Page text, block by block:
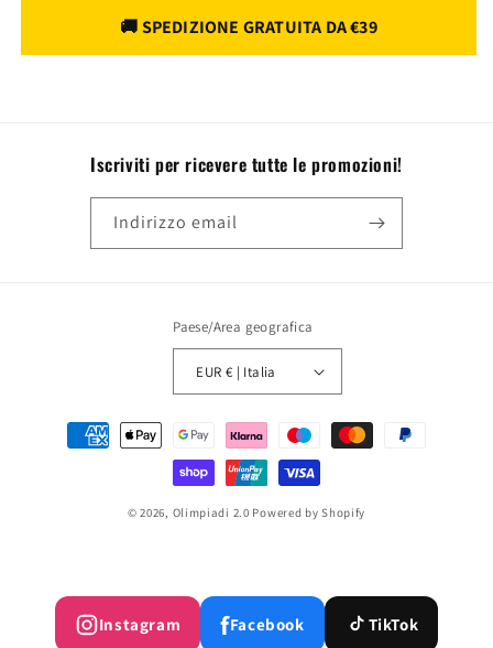
Iscriviti per ricevere tutte le promozioni!
Indirizzo email
Paese/Area geografica
EUR € | Italia
Metodi
© 2026, Olimpiadi 2.0 Powered by Shopify
Instagram fFacebook TikTok